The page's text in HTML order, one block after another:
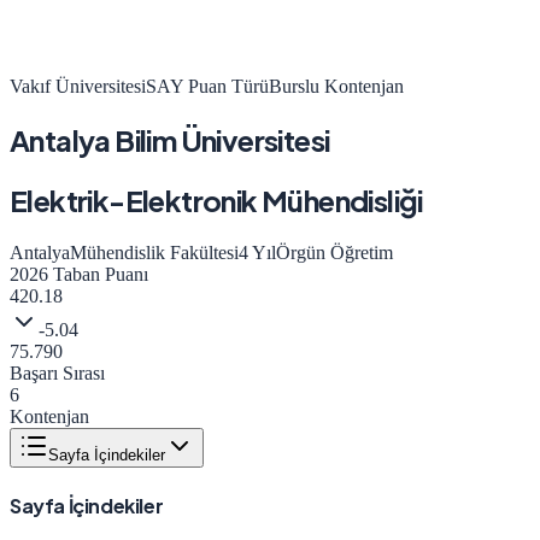
Vakıf ÜniversitesiSAY Puan TürüBurslu Kontenjan
Antalya Bilim Üniversitesi
Elektrik-Elektronik Mühendisliği
AntalyaMühendislik Fakültesi4YılÖrgün Öğretim
2026 Taban Puanı
420.18
-5.04
75.790
Başarı Sırası
6
Kontenjan
Sayfa İçindekiler
Sayfa İçindekiler